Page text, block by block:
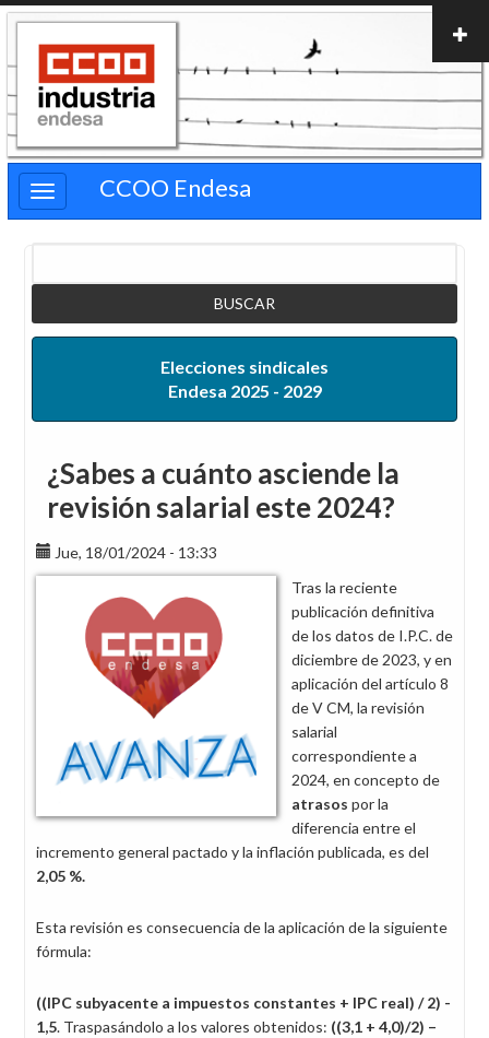
Pasar
contenido
principal
CCOO Endesa
Elecciones sindicales
Endesa 2025 - 2029
¿Sabes a cuánto asciende la
revisión salarial este 2024?
Jue, 18/01/2024 - 13:33
Tras la reciente
publicación definitiva
de los datos de I.P.C. de
diciembre de 2023, y en
aplicación del artículo 8
de V CM, la revisión
salarial
correspondiente a
2024, en concepto de
atrasos por la
diferencia entre el
incremento general pactado y la inflación publicada, es del
2,05 %.
Esta revisión es consecuencia de la aplicación de la siguiente
fórmula:
((IPC subyacente a impuestos constantes + IPC real) / 2) -
1,5. Traspasándolo a los valores obtenidos: ((3,1 + 4,0)/2) –